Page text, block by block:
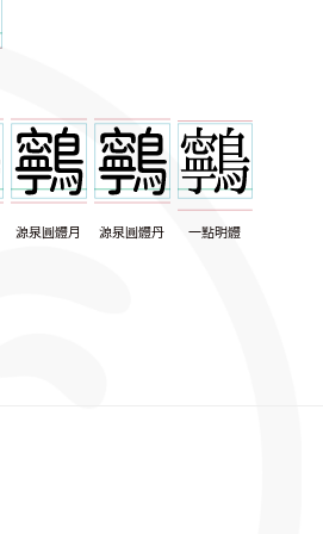
源泉圓體月 源泉圓體丹 一點明體